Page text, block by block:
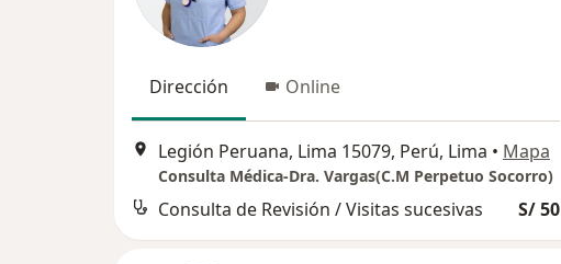
Dirección Online
Legión Peruana, Lima 15079, Perú, Lima • Mapa
Consulta Médica-Dra. Vargas(C.M Perpetuo Socorro)
Consulta de Revisión / Visitas sucesivas S/ 50